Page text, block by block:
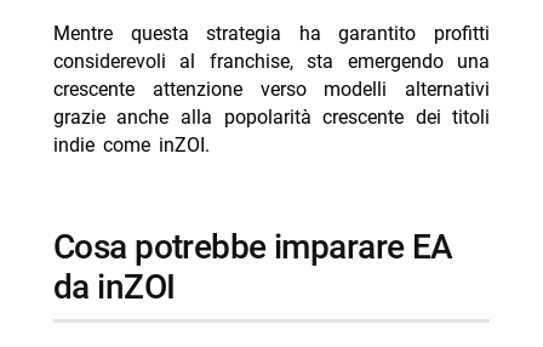
Mentre questa strategia ha garantito profitti
considerevoli al franchise, sta emergendo una
crescente attenzione verso modelli alternativi
grazie anche alla popolarità crescente dei titoli
indie come inZOI.
cosa potrebbe imparare EA
da inZOI